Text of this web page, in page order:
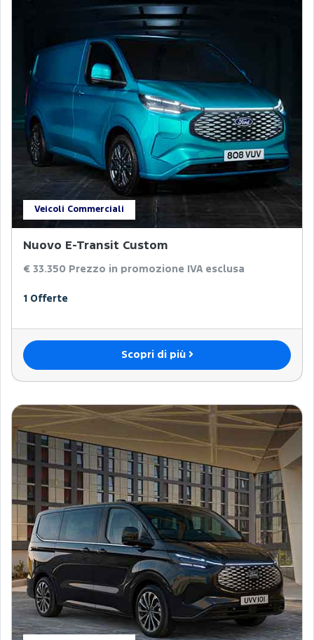
Veicoli Commerciali
Nuovo E-Transit Custom
€ 33.350 Prezzo in promozione IVA esclusa
1 Offerte
Scopri di più